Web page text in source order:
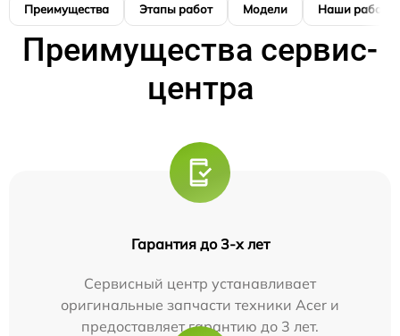
Преимущества Этапы работ Модели Наши работы
Преимущества сервис-
центра
Гарантия до 3-х лет
Сервисный центр устанавливает
оригинальные запчасти техники Acer и
предоставляет гарантию до 3 лет.